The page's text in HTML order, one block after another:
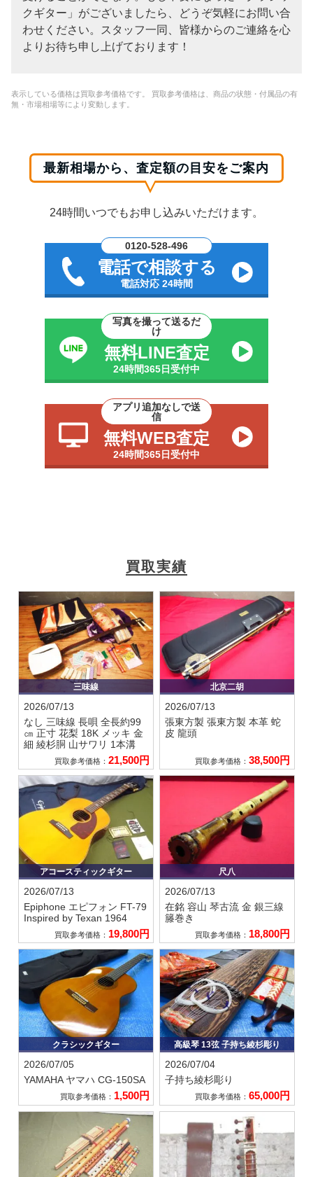
クギター」がございましたら、どうぞ気軽にお問い合
わせください。スタッフ一同、皆様からのご連絡を心
よりお待ち申し上げております！
表示している価格は買取参考価格です。 買取参考価格は、商品の状態・付属品の有
無・市場相場等により変動します。
最新相場から、査定額の目安をご案内
24時間いつでもお申し込みいただけます。
0120-528-496
電話で相談する
電話対応 24時間
写真を撮って送るだ
け
無料LINE査定
24時間365日受付中
アプリ追加なしで送
信
無料WEB査定
24時間365日受付中
買取実績
三味線
2026/07/13
なし 三味線 長唄 全長約99
㎝ 正寸 花梨 18K メッキ 金
細 綾杉胴 山サワリ 1本溝
買取参考価格： 21,500円
北京二胡
2026/07/13
張東方製 張東方製 本革 蛇
皮 龍頭
買取参考価格：38,500円
アコースティックギター
2026/07/13
Epiphone エピフォン FT-79
Inspired by Texan 1964
買取参考価格： 19,800円
尺八
2026/07/13
在銘 容山 琴古流 金 銀三線
籐巻き
買取参考価格： 18,800円
クラシックギター
2026/07/05
YAMAHA ヤマハ CG-150SA
買取参考価格： 1,500円
高級琴 13弦 子持ち綾杉彫り
2026/07/04
子持ち綾杉彫り
買取参考価格：65,000円